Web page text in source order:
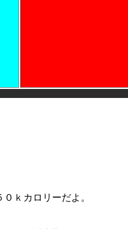
ｋカロリーだよ。